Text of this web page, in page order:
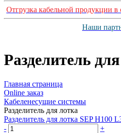
Отгрузка кабельной продукции
Наши
Разделитель
Главная страница
Оnline заказ
Кабеленесущие системы
Разделитель для лотка
Разделитель для лотка SEP H100
-
+